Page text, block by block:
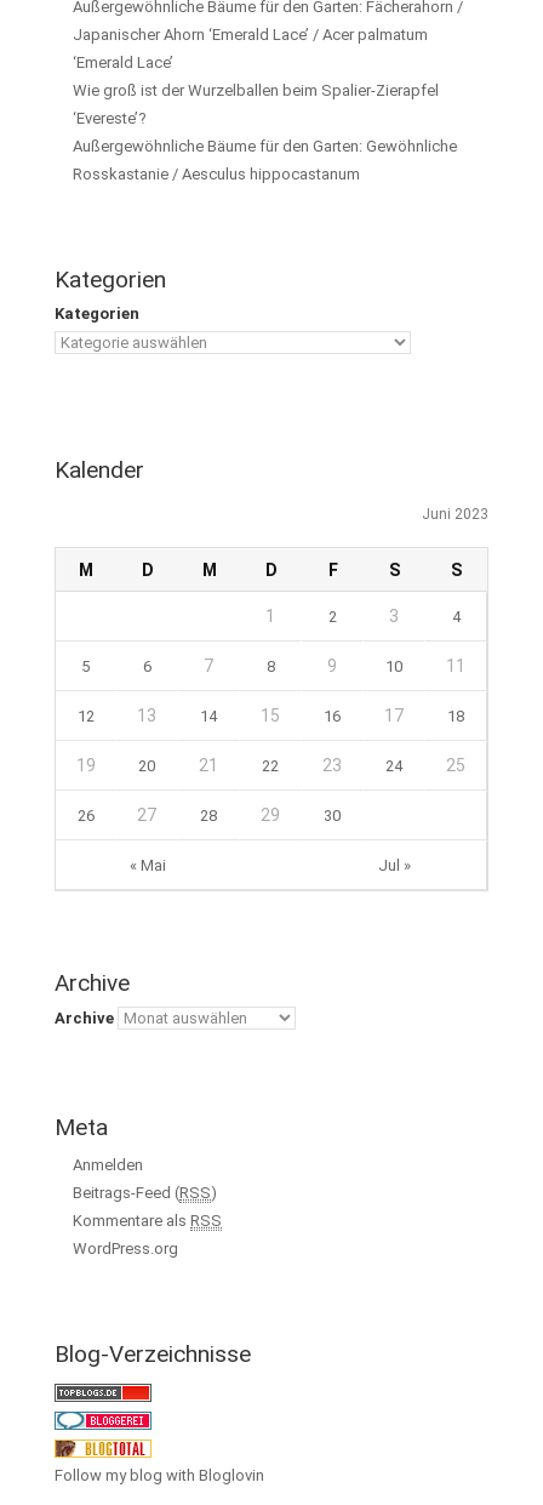
Außergewöhnliche Bäume für den Garten: Fächerahorn /
Japanischer Ahorn ‘Emerald Lace’ / Acer palmatum
‘Emerald Lace’
Wie groß ist der Wurzelballen beim Spalier-Zierapfel
‘Evereste’?
Außergewöhnliche Bäume für den Garten: Gewöhnliche
Rosskastanie / Aesculus hippocastanum
Kategorien
Kategorien
Kalender
Juni 2023
M D M D F S S
« Mai Jul »
1 2 3 4
5 6 7 8 9 10 11
12 13 14 15 16 17 18
19 20 21 22 23 24 25
26 27 28 29 30
Archive
Archive
Meta
Anmelden
Beitrags-Feed (RSS)
Kommentare als RSS
WordPress.org
Blog-Verzeichnisse
Follow my blog with Bloglovin